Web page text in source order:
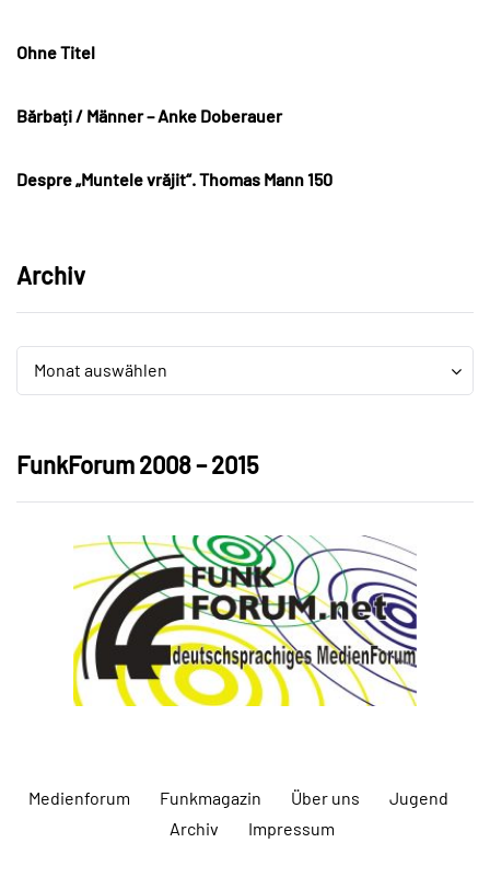
Ohne Titel
Bărbați / Männer – Anke Doberauer
Despre „Muntele vrăjit“. Thomas Mann 150
Archiv
Monat auswählen
Archiv
FunkForum 2008 – 2015
Medienforum Funkmagazin Über uns
Jugend
Archiv
Impressum